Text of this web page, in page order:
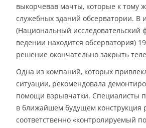
выкорчевав мачты, которые к тому
служебных зданий обсерватории. В
(Национальный
ведении находится обсерватория)
решение окончательно закрыть
Одна из компаний, которых
ситуации, рекомендовала
помощи взрывчатки. Специалисты
в ближайшем будущем конструкция
соответственно «контролируемый